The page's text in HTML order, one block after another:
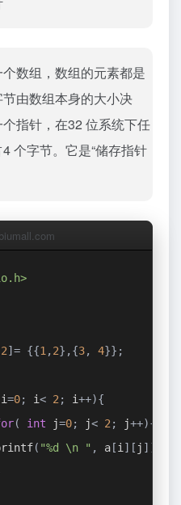
数组，数组的元素都是
由数组本身的大小决
指针，在32 位系统下任
个字节。它是“储存指针
2 ]= {{1,2},{3, 4}};
i=0; i< 2; i++){
( int j=0; j< 2; j++){
( "%d \n " , a i j